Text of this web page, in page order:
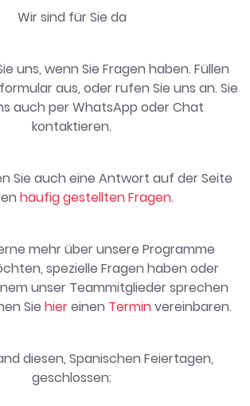
Wir sind für Sie da
uns, wenn Sie Fragen haben. Füllen
aus, oder rufen Sie uns an. Sie
auch per WhatsApp oder Chat
kontaktieren.
Sie auch eine Antwort auf der Seite
häufig gestellten Fragen.
mehr über unsere Programme
spezielle Fragen haben oder
unser Teammitglieder sprechen
Sie hiereinen Terminvereinbaren.
diesen, Spanischen Feiertagen,
geschlossen: